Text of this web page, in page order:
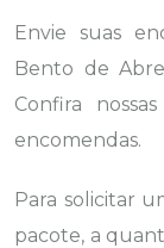
Envie suas
Bento de
Confira
encomendas.
Para solicitar
pacote, a